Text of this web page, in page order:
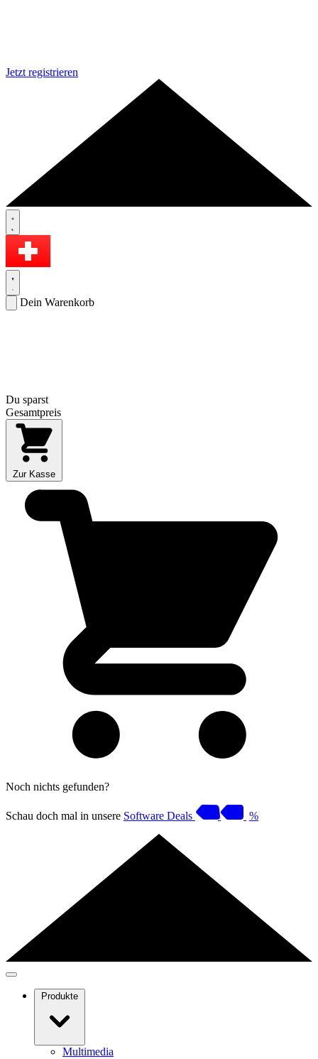
Jetzt registrieren
Dein Warenkorb
Du sparst
Gesamtpreis
Zur Kasse
Noch nichts gefunden?
Schau doch mal in unsere Software Deals %
Produkte
Multimedia